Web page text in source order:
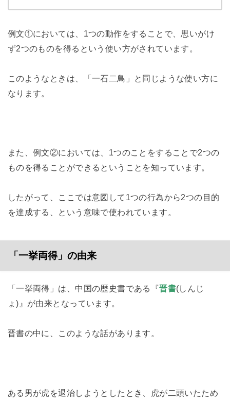
例文①においては、1つの動作をすることで、思いがけ
ず2つのものを得るという使い方がされています。
このようなときは、「一石二鳥」と同じような使い方に
なります。
また、例文②においては、1つのことをすることで2つの
ものを得ることができるということを知っています。
したがって、ここでは意図して1つの行為から2つの目的
を達成する、という意味で使われています。
「一挙両得」の由来
「一挙両得」は、中国の歴史書である『晋書(しんじ
ょ)』が由来となっています。
晋書の中に、このような話があります。
ある男が虎を退治しようとしたとき、虎が二頭いたため